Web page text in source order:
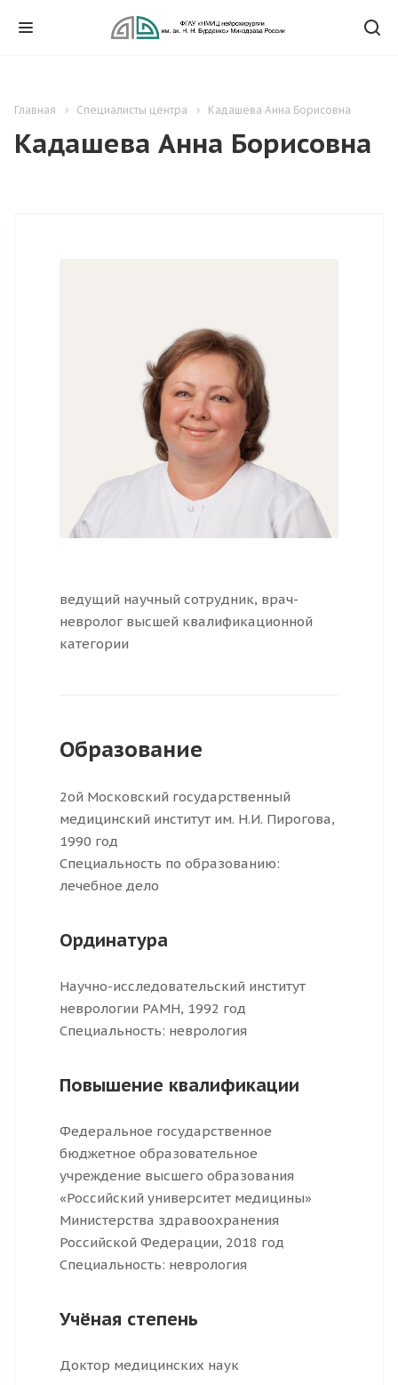
Главная Специалисты центра Кадашева Анна Борисовна
Кадашева Анна Борисовна
ведущий научный сотрудник, врач-
невролог высшей квалификационной
категории
Образование
2ой Московский государственный
медицинский институт им. Н.И. Пирогова,
1990 год
Специальность по образованию:
лечебное дело
Ординатура
Научно-исследовательский институт
неврологии РАМН, 1992 год
Специальность: неврология
Повышение квалификации
Федеральное государственное
бюджетное образовательное
учреждение высшего образования
«Российский университет медицины»
Министерства здравоохранения
Российской Федерации, 2018 год
Специальность: неврология
Учёная степень
Доктор медицинских наук